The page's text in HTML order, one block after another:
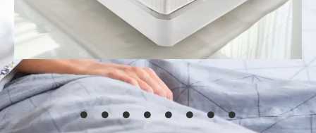
Seleccionar
opciones